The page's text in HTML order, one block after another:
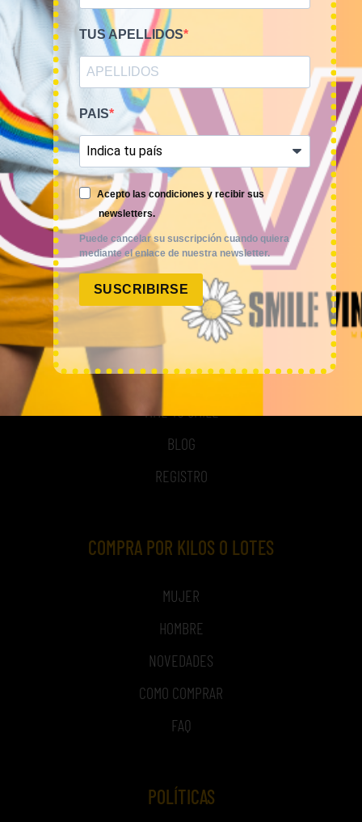
Smile Vintage es una empresa mayorista con una amplia
trayectoria internacional que cuenta con un equipo
experimentado y especializado en el sector de la moda.
MI CUENTA
ACCESO A MI CUENTA
NOSOTROS
TIME TO SMILE
BLOG
REGISTRO
COMPRA POR KILOS O LOTES
MUJER
HOMBRE
NOVEDADES
COMO COMPRAR
FAQ
POLÍTICAS
TUS APELLIDOS
PAIS
Acepto las condiciones y recibir sus
newsletters.
Puede cancelar su suscripción cuando quiera
mediante el enlace de nuestra newsletter.
SUSCRIBIRSE